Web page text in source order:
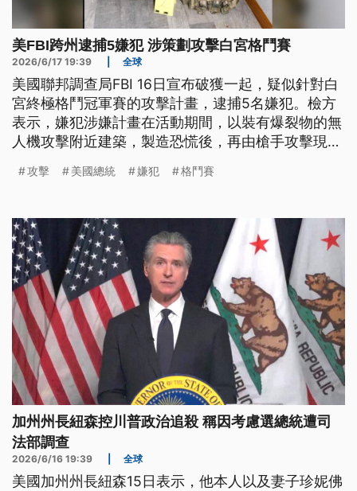
美FBI跨州逮捕5嫌犯 涉策劃攻擊白宮格鬥賽
2026/6/17 19:39 全球
美國聯邦調查局FBI 16日宣布破獲一起，疑似針對白
宮終極格鬥冠軍賽的攻擊計畫，逮捕5名嫌犯。檢方
表示，嫌犯涉嫌計畫在活動期間，以裝有爆裂物的無
人機攻擊附近建築，製造恐慌後，再由槍手攻擊現場
犯普羅珀的母親，發現兒子購買大量槍械及異常言
捕嫌犯，成功阻止攻擊發生。
攻擊 美國總統 嫌犯 格鬥賽
加州州長紐森控川普政治追殺 稱因考慮選總統遭司
法部調查
2026/6/16 19:39 全球
美國加州州長紐森15日表示，他本人以及妻子珍妮佛